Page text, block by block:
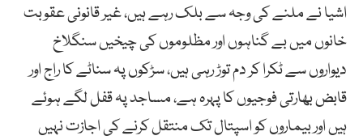
اشیا نے ملنے کی وجہ سے بلک رہے ہیں، غیر قانونی عقوبت
خانوں میں بے گناہوں اور مظلوموں کی چیخیں سنگلاخ
دیواروں سے ٹکرا کر دم توڑ رہی ہیں، سڑکوں پہ سناٹے کا راج اور
قابض بھارتی فوجیوں کا پہرہ ہے، مساجد پہ قفل لگے ہوئے
ہیں اور بیماروں کو اسپتال تک منتقل کرنے کی اجازت نہیں